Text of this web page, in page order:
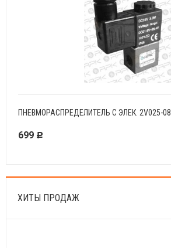
ПНЕВМОРАСПРЕДЕЛИТЕЛЬ С ЭЛЕК. 2V025-08
699 Р
ХИТЫ ПРОДАЖ